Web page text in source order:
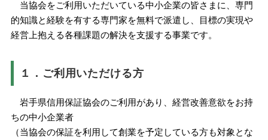
当協会をご利用いただいている中小企業の皆さまに、専門
的知識と経験を有する専門家を無料で派遣し、目標の実現や
経営上抱える各種課題の解決を支援する事業です。
１．ご利用いただける方
岩手県信用保証協会のご利用があり、経営改善意欲をお持
ちの中小企業者
（当協会の保証を利用して創業を予定している方も対象とな